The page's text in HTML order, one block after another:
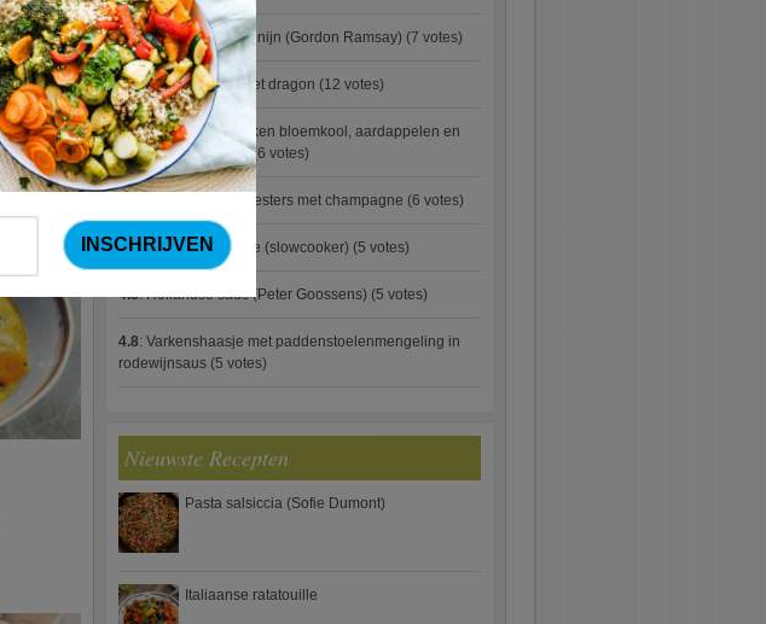
4.9:Fricassee van konijn (Gordon Ramsay) (7 votes)
4.8:Gestoofde kip met dragon (12 votes)
4.8:Zalm met gebakken bloemkool, aardappelen en
spek (Jeroen Meus)(6 votes)
Gegratineerde oesters met champagne (6 votes)
4.8:Linzenbolognese (slowcooker) (5 votes)
4.8:Hollandse saus (Peter Goossens) (5 votes)
4.8: Varkenshaasje met paddenstoelenmengeling in
rodewijnsaus (5 votes)
Nieuwste Recepten
Pasta salsiccia (Sofie Dumont)
Italiaanse ratatouille